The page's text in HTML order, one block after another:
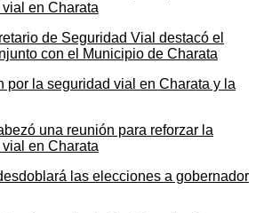
de Seguridad Vial destacó el
con el Municipio de Charata
una reunión para reforzar la
en Charata